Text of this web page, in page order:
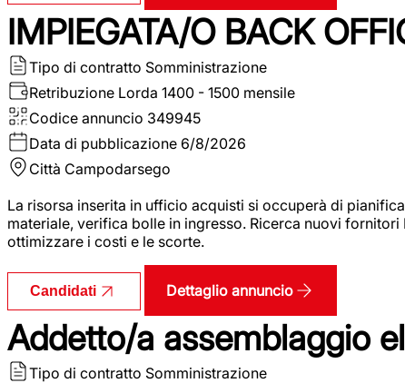
IMPIEGATA/O BACK
Tipo di contratto Somministrazione
Retribuzione Lorda 1400 - 1500 mensile
Codice annuncio 349945
Data di pubblicazione 6/8/2026
Città Campodarsego
La risorsa inserita in ufficio acquisti si occuperà di
materiale, verifica bolle in ingresso. Ricerca nuovi
ottimizzare i costi e le scorte.
Candidati Dettaglio annuncio
Addetto/a assemblaggio
Tipo di contratto Somministrazione